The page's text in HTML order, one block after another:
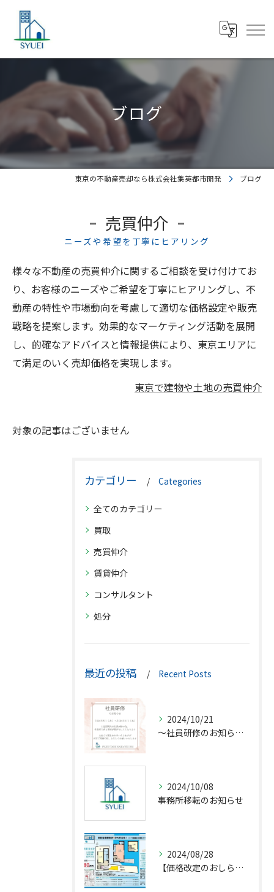
ブログ
東京の不動産売却なら株式会社集英都市開発 ブログ
売買仲介
ニーズや希望を丁寧にヒアリング
様々な不動産の売買仲介に関するご相談を受け付けてお
り、お客様のニーズやご希望を丁寧にヒアリングし、不
動産の特性や市場動向を考慮して適切な価格設定や販売
戦略を提案します。効果的なマーケティング活動を展開
し、的確なアドバイスと情報提供により、東京エリアに
て満足のいく売却価格を実現します。
東京で建物や土地の売買仲介
対象の記事はございません
カテゴリー Categories
全てのカテゴリー
買取
売買仲介
賃貸仲介
コンサルタント
処分
最近の投稿 Recent Posts
2024/10/21
〜社員研修のお知らせ〜
2024/10/08
事務所移転のお知らせ
2024/08/28
【価格改定のおしらせ】